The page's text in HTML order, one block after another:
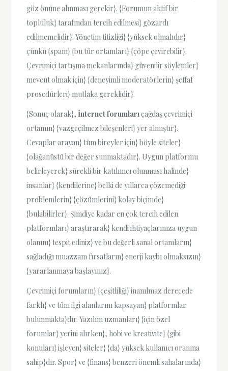
göz önüne alınması gerekir}. {Forumun aktif bir
topluluk} tarafından tercih edilmesi} gözardı
edilmemelidir}. Yönetim titizliği} {yüksek olmalıdır}
çünkü {spam} {bu tür ortamları} {çöpe çevirebilir}.
Çevrimiçi tartışma mekanlarında} güvenilir söylemler}
mevcut olmak için} {deneyimli moderatörlerin} şeffaf
prosedürleri} mutlaka gereklidir}.
{Sonuç olarak},İnternet forumlarıçağdaş çevrimiçi
ortamın} {vazgeçilmez bileşenleri} yer almıştır}.
Cevaplar arayan} tüm bireyler için} böyle siteler}
{olağanüstü bir değer sunmaktadır}. Uygun platformu
belirleyerek} sürekli bir katılımcı olunması halinde}
insanlar} {kendilerine} belki de yıllarca çözemediği
problemlerin} {çözümlerini} kolay biçimde}
{bulabilirler}. Şimdiye kadar en çok tercih edilen
platformları} araştırarak} kendi ihtiyaçlarınıza uygun
olanını} tespit ediniz} ve bu değerli sanal ortamların}
sağladığı muazzam fırsatların} enerji kaybı olmaksızın}
{yararlanmaya başlayınız}.
Çevrimiçi forumların} {çeşitliliği} inanılmaz derecede
farklı} ve tüm ilgi alanlarını kapsayan} platformlar
bulunmakta}dır. Yazılım uzmanları} {için özel
forumlar} yerini alırken}, hobi ve kreativite} {gibi
konuları} işleyen} siteler} {da} yüksek kullanıcı oranına
sahip}dır. Spor} ve {finans} benzeri önemli sahalarında}